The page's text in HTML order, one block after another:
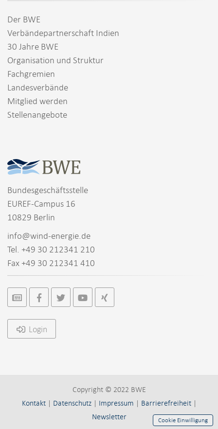
Der BWE
Verbändepartnerschaft Indien
30 Jahre BWE
Organisation und Struktur
Fachgremien
Landesverbände
Mitglied werden
Stellenangebote
Bundesgeschäftsstelle
EUREF-Campus 16
10829 Berlin
info@wind-energie.de
Tel. +49 30 212341 210
Fax +49 30 212341 410
Login
Copyright © 2022 BWE
Kontakt| Datenschutz| Impressum | Barrierefreiheit|
Newsletter
Cookie Einwilligung